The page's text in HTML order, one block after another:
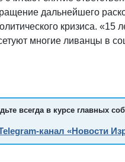
дальнейшего
кризиса.
многие ливанцы в
всегда в курсе главных
канал «Новости